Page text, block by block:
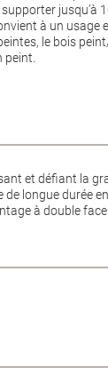
jusqu’à
à un usage
le bois
peint.
et défiant la
longue durée
à double